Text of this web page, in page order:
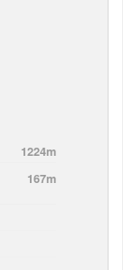
1224m
167m